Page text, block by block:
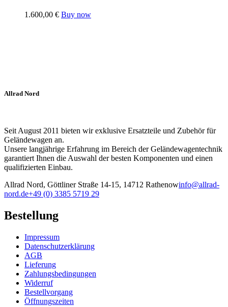
1.600,00 € Buy now
Allrad Nord
Seit August 2011 bieten wir exklusive Ersatzteile und Zubehör für
Geländewagen an.
Unsere langjährige Erfahrung im Bereich der Geländewagentechnik
garantiert Ihnen die Auswahl der besten Komponenten und einen
qualifizierten Einbau.
Allrad Nord, Göttliner Straße 14-15, 14712 Rathenowinfo@allrad-
nord.de+49 (0) 3385 5719 29
Bestellung
Impressum
Datenschutzerklärung
AGB
Lieferung
Zahlungsbedingungen
Widerruf
Bestellvorgang
Öffnungszeiten